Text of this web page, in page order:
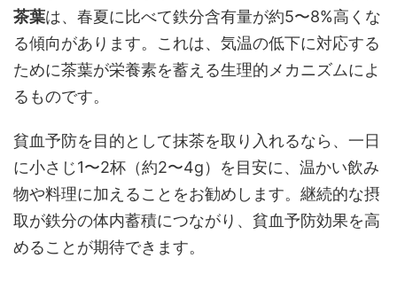
茶葉は、春夏に比べて鉄分含有量が約5〜8%高くな
る傾向があります。これは、気温の低下に対応する
ために茶葉が栄養素を蓄える生理的メカニズムによ
るものです。
貧血予防を目的として抹茶を取り入れるなら、一日
に小さじ1〜2杯（約2〜4g）を目安に、温かい飲み
物や料理に加えることをお勧めします。継続的な摂
取が鉄分の体内蓄積につながり、貧血予防効果を高
めることが期待できます。